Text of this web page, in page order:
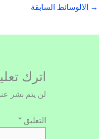
→ الالوسائط السابقة
اترك
لن يتم نشر
التعليق *